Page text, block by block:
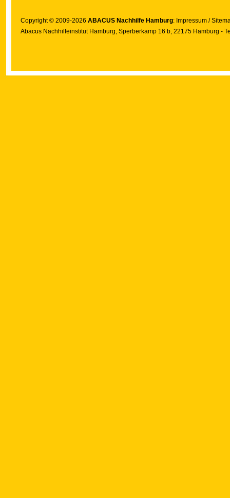
Copyright © 2009-2026 ABACUS Nachhilfe Hamburg: Impressum /
Abacus Nachhilfeinstitut Hamburg, Sperberkamp 16 b, 22175 Hamburg -